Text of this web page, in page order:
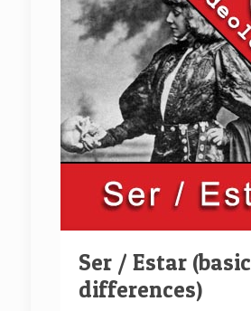
Ser / Estar (basic
differences)